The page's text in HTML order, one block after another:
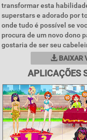
transformar esta
superstars e adorado por
onde tudo é possível se
procura de um novo dono
gostaria de ser seu
BAIXAR
APLICAÇÕES